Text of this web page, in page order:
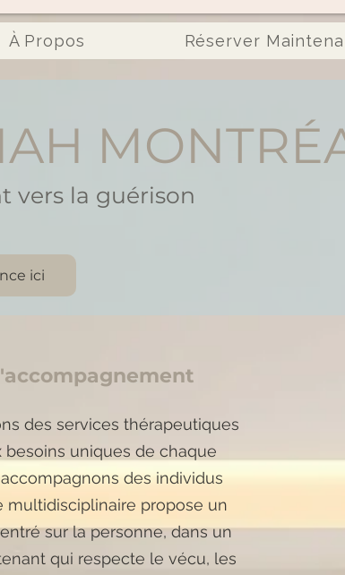
À Propos Réserver
vers la guérison
ici
des services thérapeutiques
uniques de chaque
des individus
multidisciplinaire propose un
sur la personne, dans un
qui respecte le vécu, les